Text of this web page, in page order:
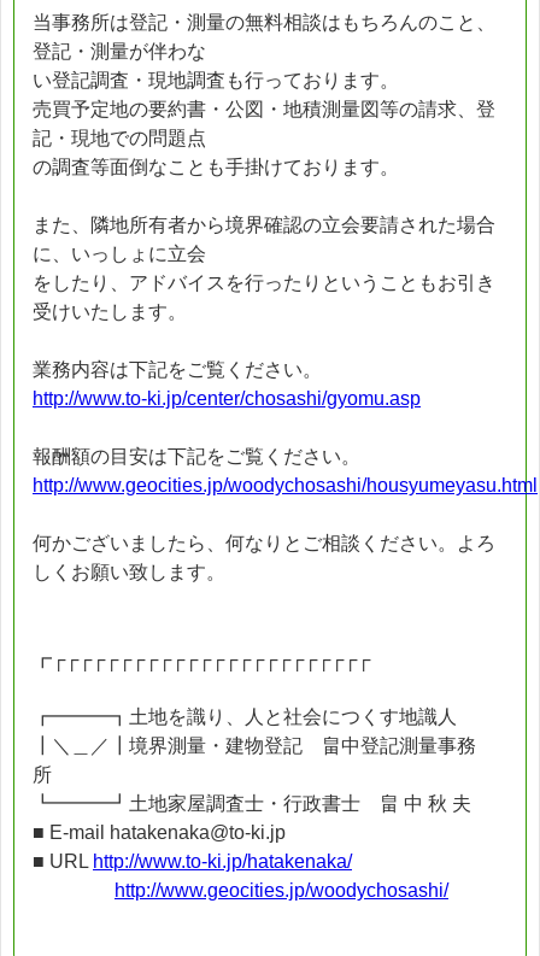
当事務所は登記・測量の無料相談はもちろんのこと、
登記・測量が伴わな
い登記調査・現地調査も行っております。
売買予定地の要約書・公図・地積測量図等の請求、登
記・現地での問題点
の調査等面倒なことも手掛けております。
また、隣地所有者から境界確認の立会要請された場合
に、いっしょに立会
をしたり、アドバイスを行ったりということもお引き
受けいたします。
業務内容は下記をご覧ください。
http://www.to-ki.jp/center/chosashi/gyomu.asp
報酬額の目安は下記をご覧ください。
http://www.geocities.jp/woodychosashi/housyumeyasu.html
何かございましたら、何なりとご相談ください。よろ
しくお願い致します。
┏┌┌┌┌┌┌┌┌┌┌┌┌┌┌┌┌┌┌┌┌┌┌┌┌
┏━━━┓土地を識り、人と社会につくす地識人
┃＼＿／┃境界測量・建物登記 畠中登記測量事務
所
┗━━━┛土地家屋調査士・行政書士 畠 中 秋 夫
■ E-mail hatakenaka@to-ki.jp
■ URL http://www.to-ki.jp/hatakenaka/
http://www.geocities.jp/woodychosashi/